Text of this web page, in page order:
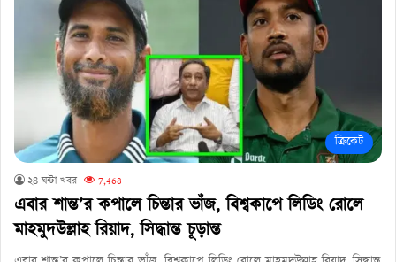
ক্রিকেট
২৪ ঘন্টা খবর 7,468
এবার শান্ত’র কপালে চিন্তার ভাঁজ, বিশ্বকাপে লিডিং রোলে
মাহমুদউল্লাহ রিয়াদ, সিদ্ধান্ত চূড়ান্ত